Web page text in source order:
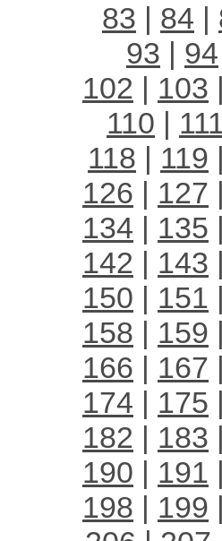
83 | 84 |
93 | 94
102 | 103
110 |
118 | 119
126 | 127
134 | 135
142 | 143
150 | 151
158 | 159
166 | 167
174 | 175
182 | 183
190 | 191
198 | 199